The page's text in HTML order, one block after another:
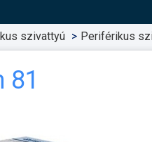
szivattyú Periférikus
81